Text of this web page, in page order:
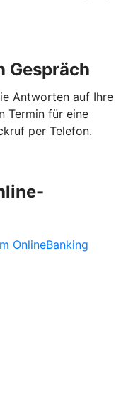
Gespräch
Antworten auf Ihre
Termin für eine
per Telefon.
OnlineBanking